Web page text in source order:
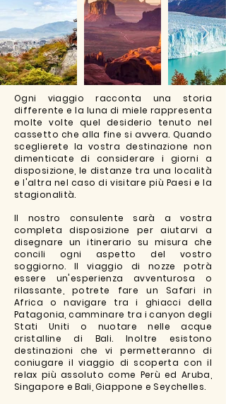
Ogni viaggio racconta una storia
differente e la luna di miele rappresenta
molte volte quel desiderio tenuto nel
cassetto che alla fine si avvera. Quando
sceglierete la vostra destinazione non
dimenticate di considerare i giorni a
disposizione, le distanze tra una località
e l'altra nel caso di visitare più Paesi e la
stagionalità.
Il nostro consulente sarà a vostra
completa disposizione per aiutarvi a
disegnare un itinerario su misura che
concili ogni aspetto del vostro
soggiorno. Il viaggio di nozze potrà
essere un'esperienza avventurosa o
rilassante, potrete fare un Safari in
Africa o navigare tra i ghiacci della
Patagonia, camminare tra i canyon degli
Stati Uniti o nuotare nelle acque
cristalline di Bali. Inoltre esistono
destinazioni che vi permetteranno di
coniugare il viaggio di scoperta con il
relax più assoluto come Perù ed Aruba,
Singapore e Bali, Giappone e Seychelles.